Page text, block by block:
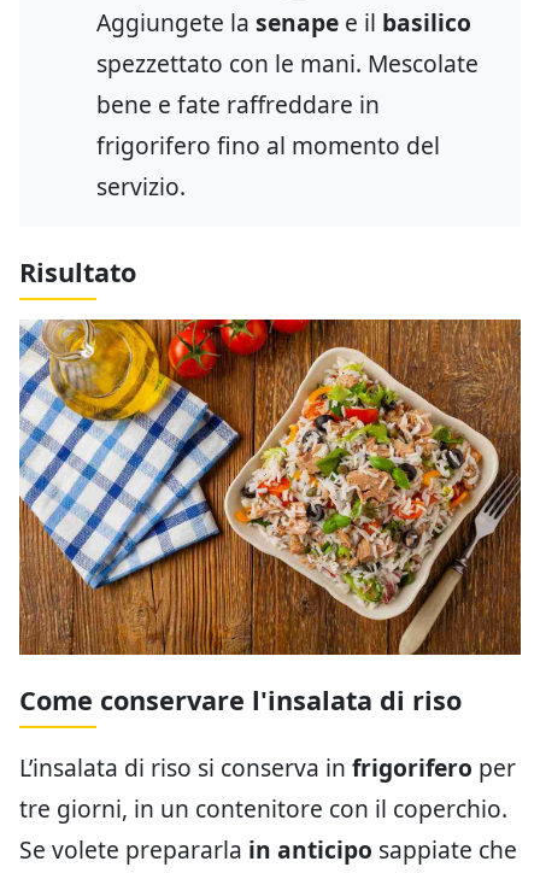
Aggiungete la senape e il basilico
spezzettato con le mani. Mescolate
bene e fate raffreddare in
frigorifero fino al momento del
servizio.
Risultato
Come conservare l'insalata di riso
L’insalata di riso si conserva in frigorifero per
tre giorni, in un contenitore con il coperchio.
Se volete prepararla in anticipo sappiate che